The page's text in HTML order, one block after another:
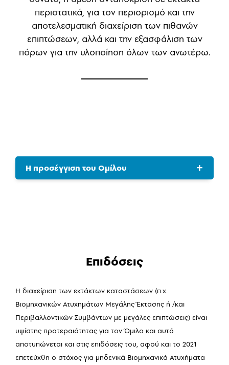
περιστατικά, για τον περιορισμό και την
αποτελεσματική διαχείριση των πιθανών
επιπτώσεων, αλλά και την εξασφάλιση των
πόρων για την υλοποίηση όλων των ανωτέρω.
Η προσέγγιση του Ομίλου
Επιδόσεις
Η διαχείριση των εκτάκτων καταστάσεων (π.χ.
Βιομηχανικών Ατυχημάτων Μεγάλης Έκτασης ή /και
Περιβαλλοντικών Συμβάντων με μεγάλες επιπτώσεις) είναι
υψίστης προτεραιότητας για τον Όμιλο και αυτό
αποτυπώνεται και στις επιδόσεις του, αφού και το 2021
επετεύχθη ο στόχος για μηδενικά Βιομηχανικά Ατυχήματα